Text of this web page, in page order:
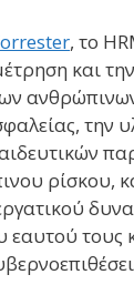
ster, το
και την
την
ρίσκου,
εαυτού τους